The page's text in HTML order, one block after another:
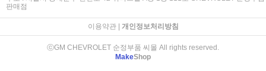
판매점
이용약관| 개인정보처리방침
ⓒGM CHEVROLET 순정부품 씨몰 All rights reserved.
MakeShop